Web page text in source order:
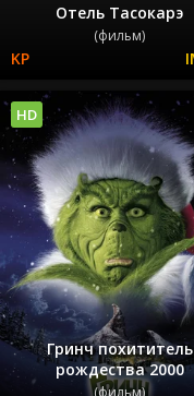
Отель Тасокарэ
(фильм)
Гринч похититель
рождества 2000
(фильм)
HD